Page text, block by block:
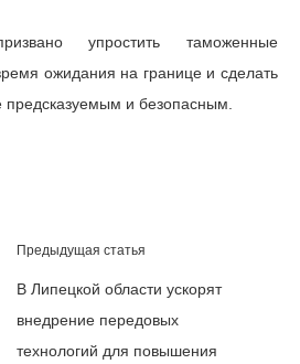
упростить таможенные
ожидания на границе и сделать
и безопасным.
Предыдущая статья
В Липецкой области ускорят
внедрение передовых
технологий для повышения